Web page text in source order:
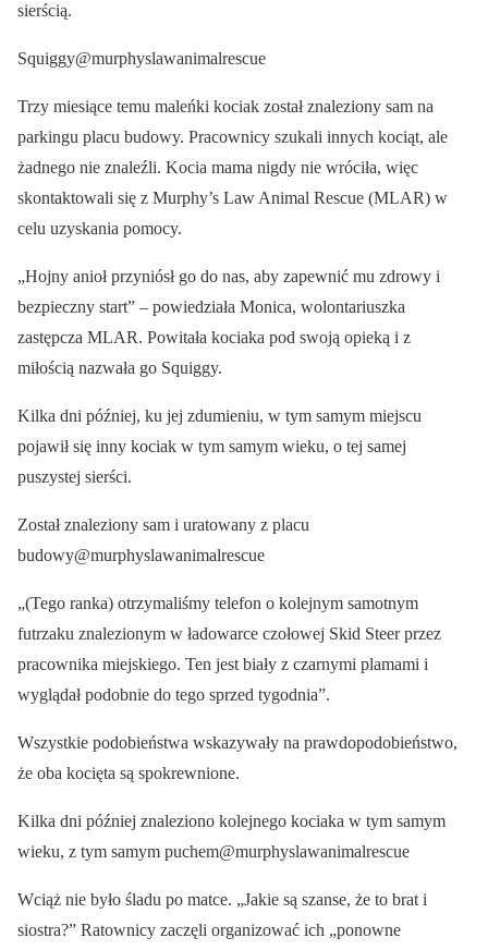
sierścią.
Squiggy@murphyslawanimalrescue
Trzy miesiące temu maleńki kociak został znaleziony sam na
parkingu placu budowy. Pracownicy szukali innych kociąt, ale
żadnego nie znaleźli. Kocia mama nigdy nie wróciła, więc
skontaktowali się z Murphy’s Law Animal Rescue (MLAR) w
celu uzyskania pomocy.
„Hojny anioł przyniósł go do nas, aby zapewnić mu zdrowy i
bezpieczny start” – powiedziała Monica, wolontariuszka
zastępcza MLAR. Powitała kociaka pod swoją opieką i z
miłością nazwała go Squiggy.
Kilka dni później, ku jej zdumieniu, w tym samym miejscu
pojawił się inny kociak w tym samym wieku, o tej samej
puszystej sierści.
Został znaleziony sam i uratowany z placu
budowy@murphyslawanimalrescue
„(Tego ranka) otrzymaliśmy telefon o kolejnym samotnym
futrzaku znalezionym w ładowarce czołowej Skid Steer przez
pracownika miejskiego. Ten jest biały z czarnymi plamami i
wyglądał podobnie do tego sprzed tygodnia”.
Wszystkie podobieństwa wskazywały na prawdopodobieństwo,
że oba kocięta są spokrewnione.
Kilka dni później znaleziono kolejnego kociaka w tym samym
wieku, z tym samym puchem@murphyslawanimalrescue
Wciąż nie było śladu po matce. „Jakie są szanse, że to brat i
siostra?” Ratownicy zaczęli organizować ich „ponowne